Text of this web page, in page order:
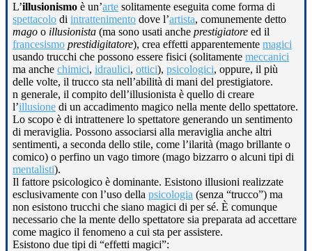
L’illusionismo è un’arte solitamente eseguita come forma di
spettacolo di intrattenimento dove l’artista, comunemente detto
mago o illusionista (ma sono usati anche prestigiatore ed il
francesismo prestidigitatore), crea effetti apparentemente magici
usando trucchi che possono essere fisici (solitamente meccanici
ma anche chimici, idraulici, ottici), psicologici, oppure, il più
delle volte, il trucco sta nell’abilità di mani del prestigiatore.
n generale, il compito dell’illusionista è quello di creare
l’illusione di un accadimento magico nella mente dello spettatore.
Lo scopo è di intrattenere lo spettatore generando un sentimento
di meraviglia. Possono associarsi alla meraviglia anche altri
sentimenti, a seconda dello stile, come l’ilarità (mago brillante o
comico) o perfino un vago timore (mago bizzarro o alcuni tipi di
mentalisti).
Il fattore psicologico è dominante. Esistono illusioni realizzate
esclusivamente con l’uso della psicologia (senza “trucco”) ma
non esistono trucchi che siano magici di per sé. È comunque
necessario che la mente dello spettatore sia preparata ad accettare
come magico il fenomeno a cui sta per assistere.
Esistono due tipi di “effetti magici”: